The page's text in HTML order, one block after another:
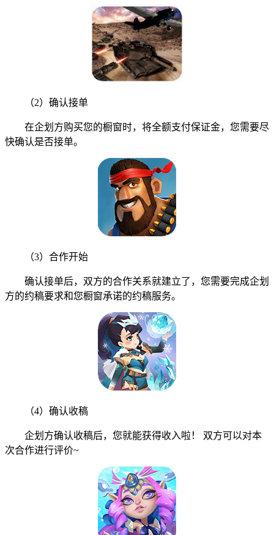
（2）确认接单
在企划方购买您的橱窗时，将全额支付保证金，您需要尽
快确认是否接单。
（3）合作开始
确认接单后，双方的合作关系就建立了，您需要完成企划
方的约稿要求和您橱窗承诺的约稿服务。
（4）确认收稿
企划方确认收稿后，您就能获得收入啦！ 双方可以对本
次合作进行评价~